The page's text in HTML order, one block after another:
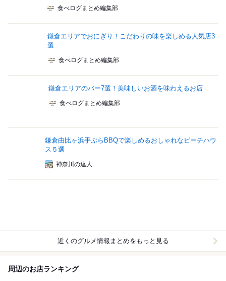
食べログまとめ編集部
鎌倉エリアでおにぎり！こだわりの味を楽しめる人気店3
選
食べログまとめ編集部
鎌倉エリアのバー7選！美味しいお酒を味わえるお店
食べログまとめ編集部
鎌倉由比ヶ浜手ぶらBBQで楽しめるおしゃれなビーチハウ
ス５選
神奈川の達人
近くのグルメ情報まとめをもっと見る
周辺のお店ランキング